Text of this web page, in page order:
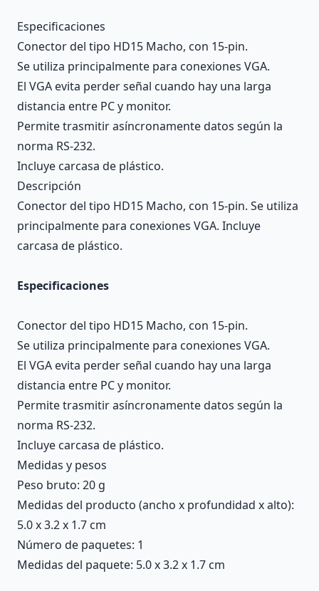
Description
Especificaciones
Conector del tipo HD15 Macho, con 15-pin.
Se utiliza principalmente para conexiones VGA.
El VGA evita perder señal cuando hay una larga
distancia entre PC y monitor.
Permite trasmitir asíncronamente datos según la
norma RS-232.
Incluye carcasa de plástico.
Descripción
Conector del tipo HD15 Macho, con 15-pin. Se utiliza
principalmente para conexiones VGA. Incluye
carcasa de plástico.
Especificaciones
Conector del tipo HD15 Macho, con 15-pin.
Se utiliza principalmente para conexiones VGA.
El VGA evita perder señal cuando hay una larga
distancia entre PC y monitor.
Permite trasmitir asíncronamente datos según la
norma RS-232.
Incluye carcasa de plástico.
Medidas y pesos
Peso bruto: 20 g
Medidas del producto (ancho x profundidad x alto):
5.0 x 3.2 x 1.7 cm
Número de paquetes: 1
Medidas del paquete: 5.0 x 3.2 x 1.7 cm